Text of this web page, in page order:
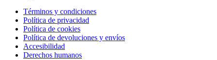
Términos y condiciones
Política de privacidad
Política de cookies
Política de devoluciones y envíos
Accesibilidad
Derechos humanos